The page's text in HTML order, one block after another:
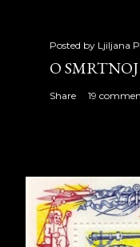
Posted by Ljiljana
O
Share 19